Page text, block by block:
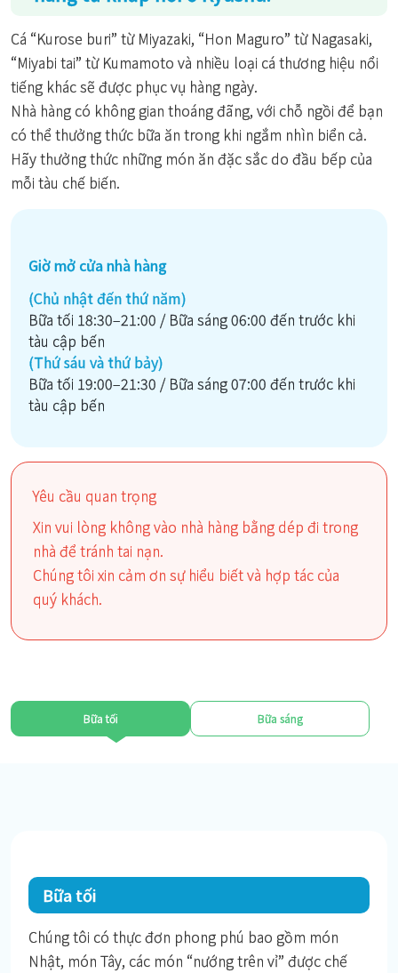
Cá “Kurose buri” từ Miyazaki, “Hon Maguro” từ Nagasaki,
“Miyabi tai” từ Kumamoto và nhiều loại cá thương hiệu nổi
tiếng khác sẽ được phục vụ hàng ngày.
Nhà hàng có không gian thoáng đãng, với chỗ ngồi để bạn
có thể thưởng thức bữa ăn trong khi ngắm nhìn biển cả.
Hãy thưởng thức những món ăn đặc sắc do đầu bếp của
mỗi tàu chế biến.
Giờ mở cửa nhà hàng
(Chủ nhật đến thứ năm)
Bữa tối 18:30–21:00 / Bữa sáng 06:00 đến trước khi
tàu cập bến
(Thứ sáu và thứ bảy)
Bữa tối 19:00–21:30 / Bữa sáng 07:00 đến trước khi
tàu cập bến
Yêu cầu quan trọng
Xin vui lòng không vào nhà hàng bằng dép đi trong
nhà để tránh tai nạn.
Chúng tôi xin cảm ơn sự hiểu biết và hợp tác của
quý khách.
Bữa tối Bữa sáng
Bữa tối
Chúng tôi có thực đơn phong phú bao gồm món
Nhật, món Tây, các món “nướng trên vỉ” được chế